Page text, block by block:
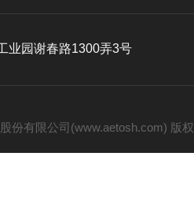
业园谢春路1300弄3号
份有限公司(www.aetosh.com)